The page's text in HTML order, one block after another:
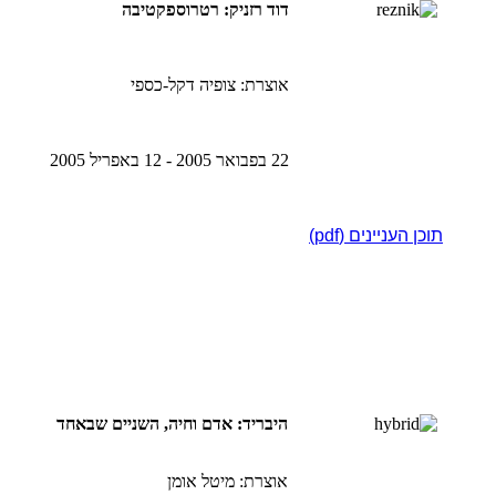
דוד רזניק: רטרוספקטיבה
אוצרת: צופיה דקל-כספי
22 בפבואר 2005 - 12 באפריל 2005
תוכן העניינים (pdf)
היבריד: אדם וחיה, השניים שבאחד
אוצרת: מיטל אומן